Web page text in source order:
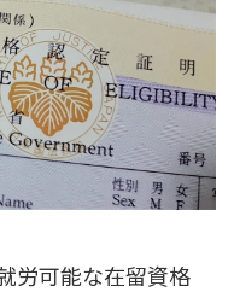
労可能な在留資格